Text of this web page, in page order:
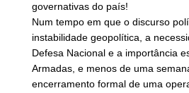
governativas do país!
Num tempo em que o discurso
instabilidade geopolítica, a
Defesa Nacional e a importância
Armadas, e menos de uma
encerramento formal de uma